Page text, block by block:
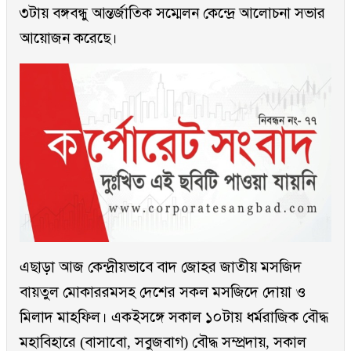
৩টায় বঙ্গবন্ধু আন্তর্জাতিক সম্মেলন কেন্দ্রে আলোচনা সভার
আয়োজন করেছে।
এছাড়া আজ কেন্দ্রীয়ভাবে বাদ জোহর জাতীয় মসজিদ
বায়তুল মোকাররমসহ দেশের সকল মসজিদে দোয়া ও
মিলাদ মাহফিল। একইসঙ্গে সকাল ১০টায় ধর্মরাজিক বৌদ্ধ
মহাবিহারে (বাসাবো, সবুজবাগ) বৌদ্ধ সম্প্রদায়, সকাল